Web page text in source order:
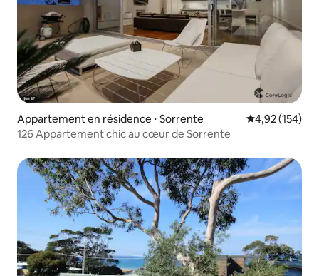
Appartement en résidence ⋅ Sorrente Évaluation
4,92 (154)
126 Appartement chic au cœur de Sorrente